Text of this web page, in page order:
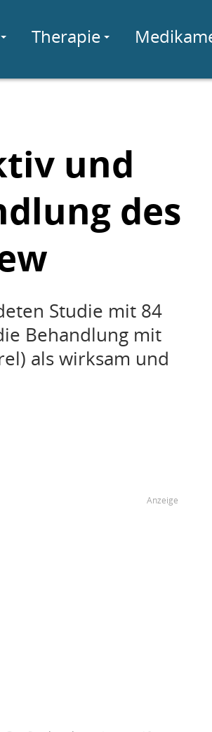
Therapie
und
des
Studie mit 84
Behandlung mit
als wirksam und